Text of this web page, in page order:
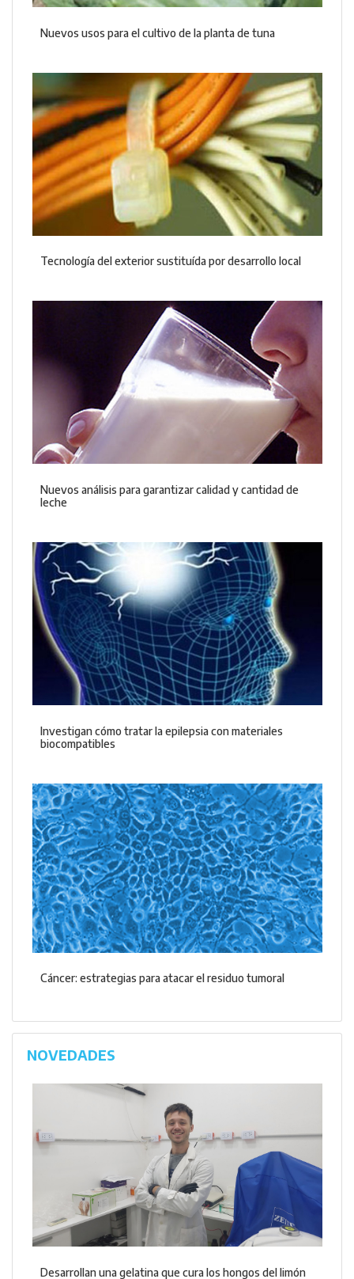
Nuevos usos para el cultivo de la planta de tuna
Tecnología del exterior sustituída por desarrollo local
Nuevos análisis para garantizar calidad y cantidad de
leche
Investigan cómo tratar la epilepsia con materiales
biocompatibles
Cáncer: estrategias para atacar el residuo tumoral
NOVEDADES
Desarrollan una gelatina que cura los hongos del limón